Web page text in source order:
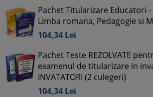
Pachet Titularizare Educatori
Limba romana, Pedagogie si
104,34 Lei
Pachet Teste REZOLVATE
examenul de titularizare in
INVATATORI (2 culegeri)
104,34 Lei